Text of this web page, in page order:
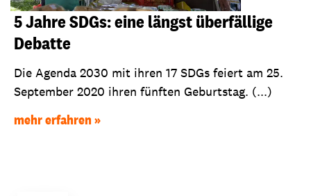
5 Jahre SDGs: eine längst überfällige
Debatte
Die Agenda 2030 mit ihren 17 SDGs feiert am 25.
September 2020 ihren fünften Geburtstag. (...)
mehr erfahren